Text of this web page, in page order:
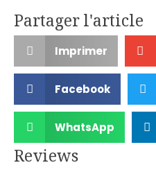
Partager l'article
Imprimer
Facebook
WhatsApp
Reviews